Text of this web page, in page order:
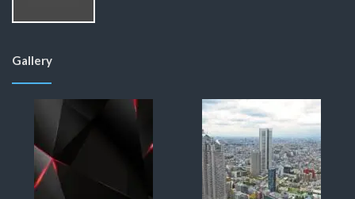
Gallery